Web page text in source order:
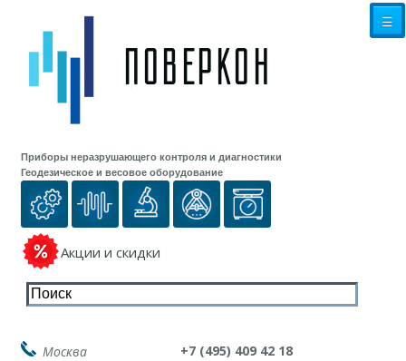
Приборы неразрушающего контроля и диагностики
Геодезическое и весовое оборудование
Акции и скидки
☰
Москва
+7 (495) 409 42 18